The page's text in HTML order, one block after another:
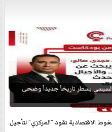
يسطر تاريخاً جديداً وضحى
الاقتصادية تقود ”المركزي” لتأجيل